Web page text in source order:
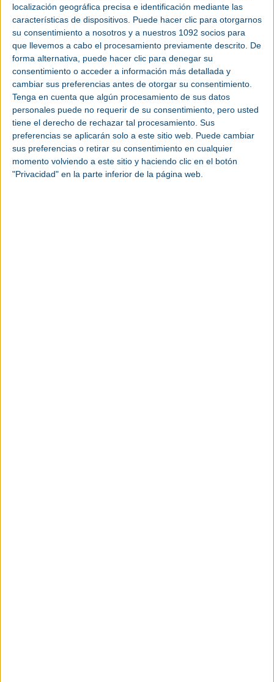
localización geográfica precisa e identificación mediante las
características de dispositivos. Puede hacer clic para otorgarnos
su consentimiento a nosotros y a nuestros 1092 socios para
que llevemos a cabo el procesamiento previamente descrito. De
forma alternativa, puede hacer clic para denegar su
consentimiento o acceder a información más detallada y
cambiar sus preferencias antes de otorgar su consentimiento.
Tenga en cuenta que algún procesamiento de sus datos
personales puede no requerir de su consentimiento, pero usted
tiene el derecho de rechazar tal procesamiento. Sus
preferencias se aplicarán solo a este sitio web. Puede cambiar
sus preferencias o retirar su consentimiento en cualquier
momento volviendo a este sitio y haciendo clic en el botón
"Privacidad" en la parte inferior de la página web.